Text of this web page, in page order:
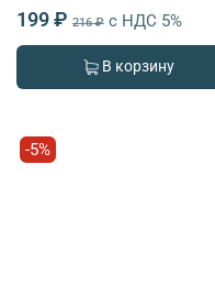
199 ₽ 216 ₽ с НДС 5%
В корзину
-5%